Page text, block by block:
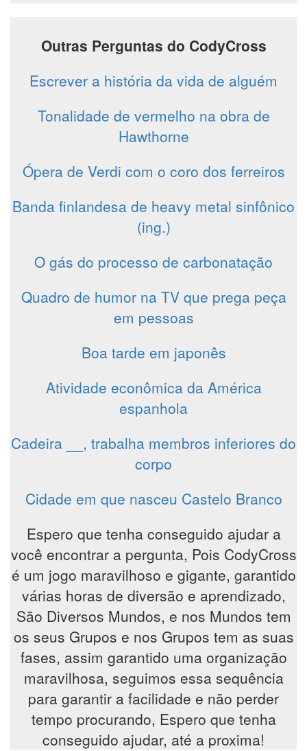
Outras Perguntas do CodyCross
Escrever a história da vida de alguém
Tonalidade de vermelho na obra de
Hawthorne
Ópera de Verdi com o coro dos ferreiros
Banda finlandesa de heavy metal sinfônico
(ing.)
O gás do processo de carbonatação
Quadro de humor na TV que prega peça
em pessoas
Boa tarde em japonês
Atividade econômica da América
espanhola
Cadeira __, trabalha membros inferiores do
corpo
Cidade em que nasceu Castelo Branco
Espero que tenha conseguido ajudar a
você encontrar a pergunta, Pois CodyCross
é um jogo maravilhoso e gigante, garantido
várias horas de diversão e aprendizado,
São Diversos Mundos, e nos Mundos tem
os seus Grupos e nos Grupos tem as suas
fases, assim garantido uma organização
maravilhosa, seguimos essa sequência
para garantir a facilidade e não perder
tempo procurando, Espero que tenha
conseguido ajudar, até a proxima!